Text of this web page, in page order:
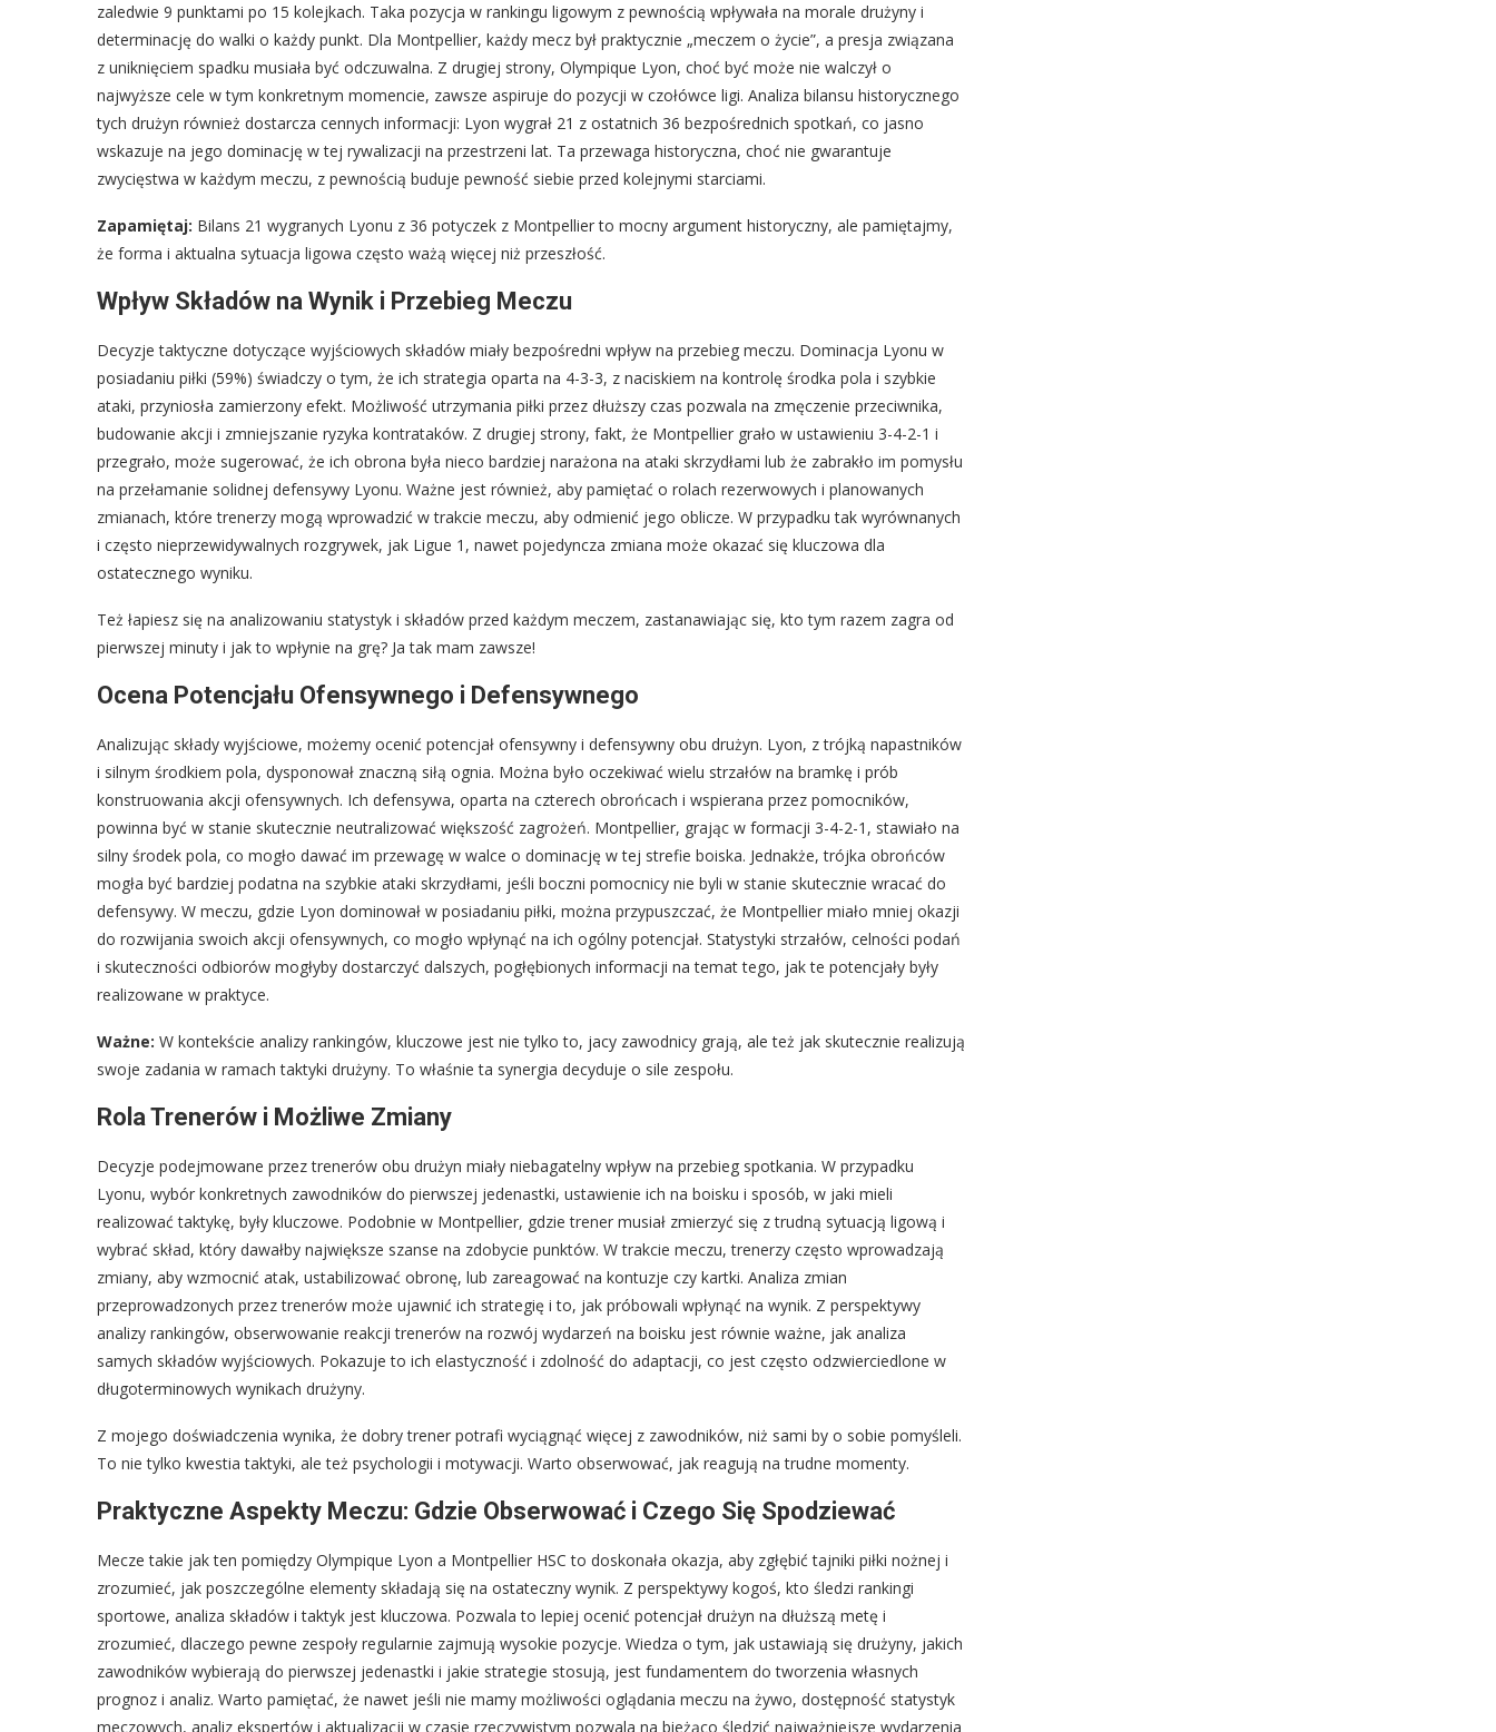
zaledwie 9 punktami po 15 kolejkach. Taka pozycja w rankingu ligowym z pewnością wpływała na morale drużyny i
determinację do walki o każdy punkt. Dla Montpellier, każdy mecz był praktycznie „meczem o życie”, a presja związana
z uniknięciem spadku musiała być odczuwalna. Z drugiej strony, Olympique Lyon, choć być może nie walczył o
najwyższe cele w tym konkretnym momencie, zawsze aspiruje do pozycji w czołówce ligi. Analiza bilansu historycznego
tych drużyn również dostarcza cennych informacji: Lyon wygrał 21 z ostatnich 36 bezpośrednich spotkań, co jasno
wskazuje na jego dominację w tej rywalizacji na przestrzeni lat. Ta przewaga historyczna, choć nie gwarantuje
zwycięstwa w każdym meczu, z pewnością buduje pewność siebie przed kolejnymi starciami.
Zapamiętaj: Bilans 21 wygranych Lyonu z 36 potyczek z Montpellier to mocny argument historyczny, ale pamiętajmy,
że forma i aktualna sytuacja ligowa często ważą więcej niż przeszłość.
Wpływ Składów na Wynik i Przebieg Meczu
Decyzje taktyczne dotyczące wyjściowych składów miały bezpośredni wpływ na przebieg meczu. Dominacja Lyonu w
posiadaniu piłki (59%) świadczy o tym, że ich strategia oparta na 4-3-3, z naciskiem na kontrolę środka pola i szybkie
ataki, przyniosła zamierzony efekt. Możliwość utrzymania piłki przez dłuższy czas pozwala na zmęczenie przeciwnika,
budowanie akcji i zmniejszanie ryzyka kontrataków. Z drugiej strony, fakt, że Montpellier grało w ustawieniu 3-4-2-1 i
przegrało, może sugerować, że ich obrona była nieco bardziej narażona na ataki skrzydłami lub że zabrakło im pomysłu
na przełamanie solidnej defensywy Lyonu. Ważne jest również, aby pamiętać o rolach rezerwowych i planowanych
zmianach, które trenerzy mogą wprowadzić w trakcie meczu, aby odmienić jego oblicze. W przypadku tak wyrównanych
i często nieprzewidywalnych rozgrywek, jak Ligue 1, nawet pojedyncza zmiana może okazać się kluczowa dla
ostatecznego wyniku.
Też łapiesz się na analizowaniu statystyk i składów przed każdym meczem, zastanawiając się, kto tym razem zagra od
pierwszej minuty i jak to wpłynie na grę? Ja tak mam zawsze!
Ocena Potencjału Ofensywnego i Defensywnego
Analizując składy wyjściowe, możemy ocenić potencjał ofensywny i defensywny obu drużyn. Lyon, z trójką napastników
i silnym środkiem pola, dysponował znaczną siłą ognia. Można było oczekiwać wielu strzałów na bramkę i prób
konstruowania akcji ofensywnych. Ich defensywa, oparta na czterech obrońcach i wspierana przez pomocników,
powinna być w stanie skutecznie neutralizować większość zagrożeń. Montpellier, grając w formacji 3-4-2-1, stawiało na
silny środek pola, co mogło dawać im przewagę w walce o dominację w tej strefie boiska. Jednakże, trójka obrońców
mogła być bardziej podatna na szybkie ataki skrzydłami, jeśli boczni pomocnicy nie byli w stanie skutecznie wracać do
defensywy. W meczu, gdzie Lyon dominował w posiadaniu piłki, można przypuszczać, że Montpellier miało mniej okazji
do rozwijania swoich akcji ofensywnych, co mogło wpłynąć na ich ogólny potencjał. Statystyki strzałów, celności podań
i skuteczności odbiorów mogłyby dostarczyć dalszych, pogłębionych informacji na temat tego, jak te potencjały były
realizowane w praktyce.
Ważne: W kontekście analizy rankingów, kluczowe jest nie tylko to, jacy zawodnicy grają, ale też jak skutecznie realizują
swoje zadania w ramach taktyki drużyny. To właśnie ta synergia decyduje o sile zespołu.
Rola Trenerów i Możliwe Zmiany
Decyzje podejmowane przez trenerów obu drużyn miały niebagatelny wpływ na przebieg spotkania. W przypadku
Lyonu, wybór konkretnych zawodników do pierwszej jedenastki, ustawienie ich na boisku i sposób, w jaki mieli
realizować taktykę, były kluczowe. Podobnie w Montpellier, gdzie trener musiał zmierzyć się z trudną sytuacją ligową i
wybrać skład, który dawałby największe szanse na zdobycie punktów. W trakcie meczu, trenerzy często wprowadzają
zmiany, aby wzmocnić atak, ustabilizować obronę, lub zareagować na kontuzje czy kartki. Analiza zmian
przeprowadzonych przez trenerów może ujawnić ich strategię i to, jak próbowali wpłynąć na wynik. Z perspektywy
analizy rankingów, obserwowanie reakcji trenerów na rozwój wydarzeń na boisku jest równie ważne, jak analiza
samych składów wyjściowych. Pokazuje to ich elastyczność i zdolność do adaptacji, co jest często odzwierciedlone w
długoterminowych wynikach drużyny.
Z mojego doświadczenia wynika, że dobry trener potrafi wyciągnąć więcej z zawodników, niż sami by o sobie pomyśleli.
To nie tylko kwestia taktyki, ale też psychologii i motywacji. Warto obserwować, jak reagują na trudne momenty.
Praktyczne Aspekty Meczu: Gdzie Obserwować i Czego Się Spodziewać
Mecze takie jak ten pomiędzy Olympique Lyon a Montpellier HSC to doskonała okazja, aby zgłębić tajniki piłki nożnej i
zrozumieć, jak poszczególne elementy składają się na ostateczny wynik. Z perspektywy kogoś, kto śledzi rankingi
sportowe, analiza składów i taktyk jest kluczowa. Pozwala to lepiej ocenić potencjał drużyn na dłuższą metę i
zrozumieć, dlaczego pewne zespoły regularnie zajmują wysokie pozycje. Wiedza o tym, jak ustawiają się drużyny, jakich
zawodników wybierają do pierwszej jedenastki i jakie strategie stosują, jest fundamentem do tworzenia własnych
prognoz i analiz. Warto pamiętać, że nawet jeśli nie mamy możliwości oglądania meczu na żywo, dostępność statystyk
meczowych, analiz ekspertów i aktualizacji w czasie rzeczywistym pozwala na bieżąco śledzić najważniejsze wydarzenia